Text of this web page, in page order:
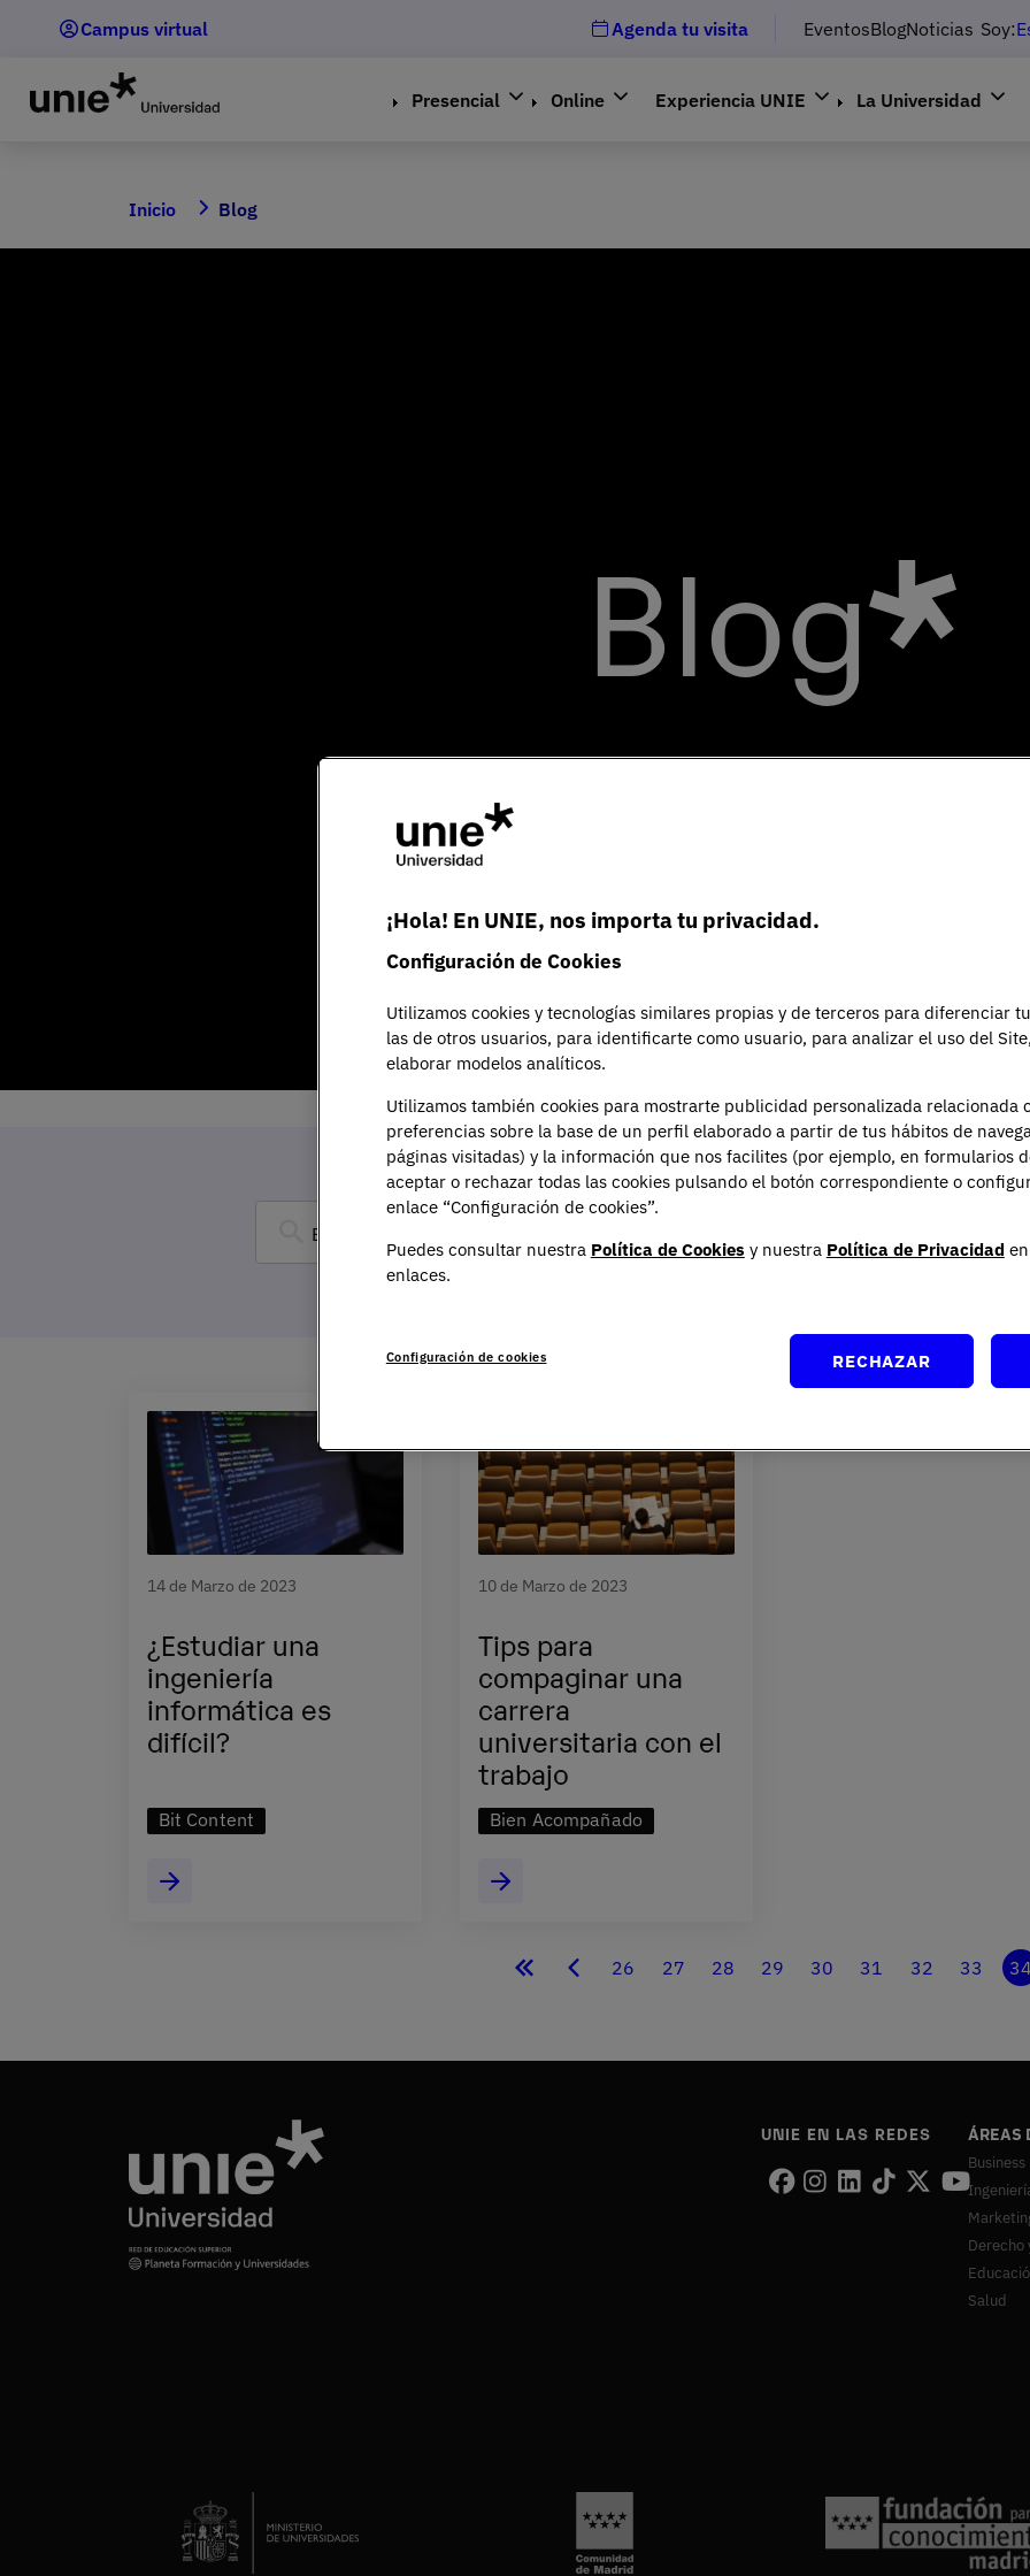
principal
Campus virtual Agenda tu visita EventosBlogNoticias Soy:
Presencial Online Experiencia UNIE La Universidad
Inicio Blog
Blog
14 de Marzo de 2023
¿Estudiar una
ingeniería
informática es
difícil?
Bit Content
10 de Marzo de 2023
Tips para
compaginar una
carrera
universitaria con el
trabajo
Bien Acompañado
PrimeraPáginaPágina
26 Página
27 Página
28 Página
29 Página
30 Página
31 Página
32 Página
33 34
UNIE EN LAS REDES ÁREAS
Business
Derecho
Salud
¡Hola! En UNIE, nos importa tu privacidad.
Configuración de Cookies
Utilizamos cookies y tecnologías similares propias y de terceros para diferenciar
las de otros usuarios, para identificarte como usuario, para analizar el uso del
elaborar modelos analíticos.
Utilizamos también cookies para mostrarte publicidad personalizada relacionada
preferencias sobre la base de un perfil elaborado a partir de tus hábitos de
páginas visitadas) y la información que nos facilites (por ejemplo, en formularios
aceptar o rechazar todas las cookies pulsando el botón correspondiente o
enlace “Configuración de cookies”.
Puedes consultar nuestra Política de Cookies y nuestra Política de Privacidad
enlaces.
Configuración de cookies RECHAZAR